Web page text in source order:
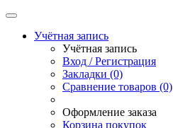
Учётная запись
Учётная запись
Вход / Регистрация
Закладки (0)
Сравнение товаров (0)
Оформление заказа
Корзина покупок